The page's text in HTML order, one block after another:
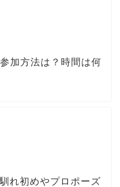
加方法は？時間は何
れ初めやプロポーズ